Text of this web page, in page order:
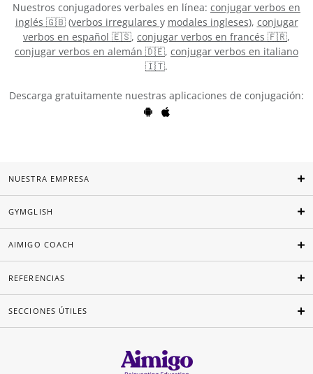
Nuestros conjugadores verbales en línea: conjugar verbos en
inglés 🇬🇧(verbos irregulares y modales ingleses), conjugar
verbos en español 🇪🇸, conjugar verbos en francés 🇫🇷,
conjugar verbos en alemán 🇩🇪, conjugar verbos en italiano
🇮🇹.
Descarga gratuitamente nuestras aplicaciones de conjugación:
NUESTRA EMPRESA
GYMGLISH
AIMIGO COACH
REFERENCIAS
SECCIONES ÚTILES